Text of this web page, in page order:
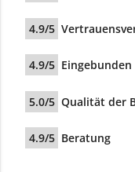
4.9/5
4.9/5 Eingebunden
5.0/5 Qualität der
4.9/5 Beratung